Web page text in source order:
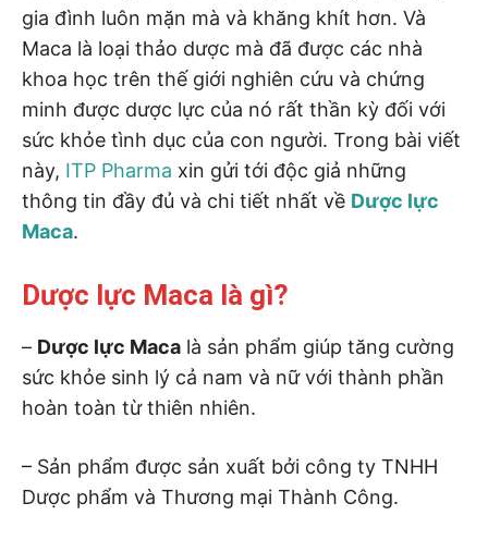
gia đình luôn mặn mà và khăng khít hơn. Và
Maca là loại thảo dược mà đã được các nhà
khoa học trên thế giới nghiên cứu và chứng
minh được dược lực của nó rất thần kỳ đối với
sức khỏe tình dục của con người. Trong bài viết
này, ITP Pharma xin gửi tới độc giả những
thông tin đầy đủ và chi tiết nhất về Dược lực
Maca.
Dược lực Maca là gì?
– Dược lực Maca là sản phẩm giúp tăng cường
sức khỏe sinh lý cả nam và nữ với thành phần
hoàn toàn từ thiên nhiên.
– Sản phẩm được sản xuất bởi công ty TNHH
Dược phẩm và Thương mại Thành Công.